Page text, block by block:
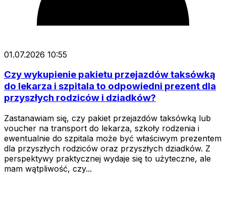
01.07.2026 10:55
Czy wykupienie pakietu przejazdów taksówką
do lekarza i szpitala to odpowiedni prezent dla
przyszłych rodziców i dziadków?
Zastanawiam się, czy pakiet przejazdów taksówką lub
voucher na transport do lekarza, szkoły rodzenia i
ewentualnie do szpitala może być właściwym prezentem
dla przyszłych rodziców oraz przyszłych dziadków. Z
perspektywy praktycznej wydaje się to użyteczne, ale
mam wątpliwość, czy...